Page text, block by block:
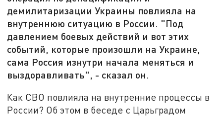
демилитаризации Украины повлияла на
внутреннюю ситуацию в России. "Под
давлением боевых действий и вот этих
событий, которые произошли на Украине,
сама Россия изнутри начала меняться и
выздоравливать", - сказал он.
Как СВО повлияла на внутренние процессы в
России? Об этом в беседе с Царьградом